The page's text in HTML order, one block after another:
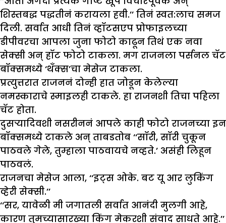
शिस्तबद्ध पद्धतीनं करायला हवी.’’ तिनं स्वत:लाच समज
दिली. सर्वात आधी तिनं व्हॉटसएप प्रोफाइलच्या
डीपीवरचा आपला जुना फोटो काढून तिथं एक नवा
सेक्सी अन् हॉट फोटो टाकला. मग राजनला पर्सनल चॅट
बॉक्समध्ये ‘थँक्स’चा मेसेज टाकला.
प्रत्युत्तरात राजननं दोन्ही हात जोडून केलेल्या
नमस्काराचे स्माइलही टाकले. हा राजनशी तिचा पहिला
चॅट होता.
दुसऱ्यादिवशी नसरीननं आपले काही फोटो राजनच्या इन
बॉक्समध्ये टाकले अन् ताबडतोब ‘‘सॉरी, सॉरी चुकून
पाठवले गेले, तुम्हाला पाठवायचे नव्हते.’ असंही लिहून
पाठवलं.
राजनचा मेसेज आला, ‘‘इट्स ओके. बट यू आर लुकिंग
व्हेरी सेक्सी.’’
‘‘सर, यावेळी मी जगातली सर्वात आनंदी मुलगी आहे,
कारण तुमच्यासारख्या किंग मेकरशी संवाद साधते आहे.’’